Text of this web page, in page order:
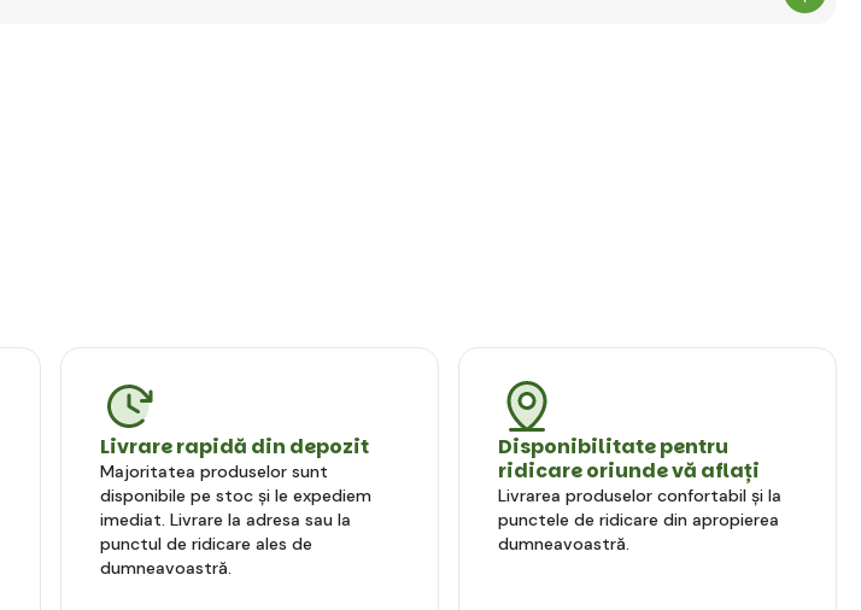
Livrare rapidă din depozit
Majoritatea produselor sunt
disponibile pe stoc și le expediem
imediat. Livrare la adresa sau la
punctul de ridicare ales de
dumneavoastră.
Disponibilitate pentru
ridicare oriunde vă aflați
Livrarea produselor confortabil și la
punctele de ridicare din apropierea
dumneavoastră.